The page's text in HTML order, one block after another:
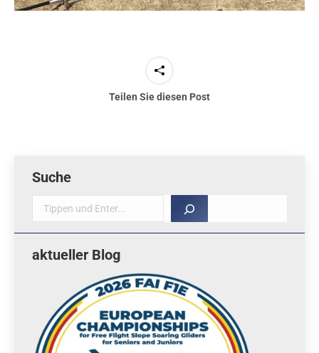
Teilen Sie diesen Post
Suche
Suche
aktueller Blog